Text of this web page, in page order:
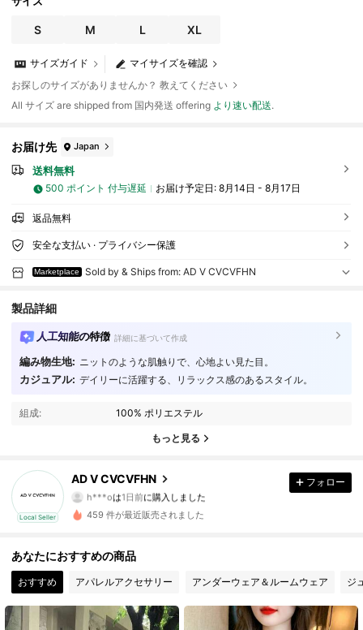
ブ 春 夏 春服 夏服 通学 デート お出かけ フェス ライブ デイリー 伸
縮性 着心地 薄手 ホワイト ピンク
S M L XL
マイサイズを確認
サイズガイド
お探しのサイズがありませんか？ 教えてください
All サイズ are shipped from 国内発送 offering より速い配送.
お届け先 Japan
送料無料
500 ポイント 付与遅延 お届け予定日: 8月14日 - 8月17日
返品無料
安全な支払い · プライバシー保護
Marketplace Sold by & Ships from: AD V CVCVFHN
製品詳細
人工知能の特徴 詳細に基づいて作成
編み物生地: ニットのような肌触りで、心地よい見た目。
カジュアル: デイリーに活躍する、リラックス感のあるスタイル。
組成: 100% ポリエステル
もっと見る
Local Seller
AD V CVCVFHN
4.86 94 フォロワー
94 フォロワー
4.86
a***yが1日前にフォローしました
4.86
94 フォロワー
4.86 94 フォロワー
4.86 94 フォロワー
フォロー
459 件が最近販売されました
あなたにおすすめの商品
おすすめ アパレルアクセサリー アンダーウェア＆ルームウェア ジ